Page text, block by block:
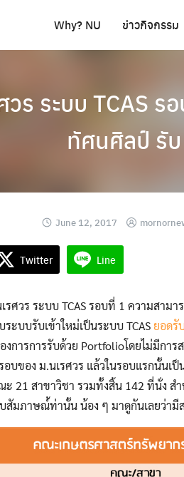
Why? NU ข่าวกิจกรรม
ร ระบบ TCAS
ทัศนศิลป์ รั
June 12, 2017
Twitter Line
รศวร ระบบ TCAS รอบที่ 1 ความสา
ะบบรับเข้าใหม่เป็นระบบ TCASยอดรั
งการการรับด้วย Portfolioโดยไม่มีกา
อบของ ม.นเรศวร แล้วในรอบแรกนั้
21 สาขาวิชา รวมทั้งสิ้น 142 ที่นั่ง
มภาษณ์้ท่านั้น น้อง ๆ มาดูกันเลยว่ามีส